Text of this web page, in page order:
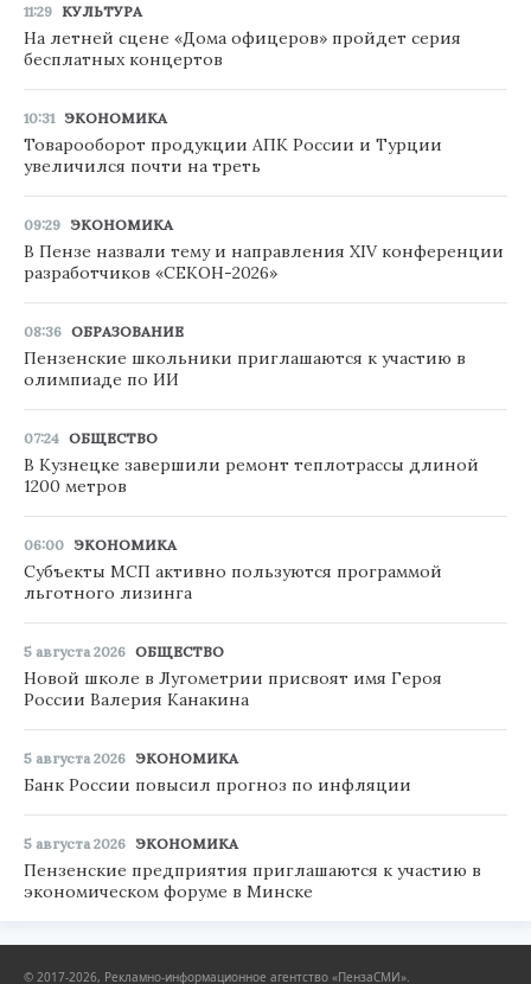
11:29 КУЛЬТУРА
На летней сцене «Дома офицеров» пройдет серия
бесплатных концертов
10:31 ЭКОНОМИКА
Товарооборот продукции АПК России и Турции
увеличился почти на треть
09:29 ЭКОНОМИКА
В Пензе назвали тему и направления XIV конференции
разработчиков «СЕКОН-2026»
08:36 ОБРАЗОВАНИЕ
Пензенские школьники приглашаются к участию в
олимпиаде по ИИ
07:24 ОБЩЕСТВО
В Кузнецке завершили ремонт теплотрассы длиной
1200 метров
06:00 ЭКОНОМИКА
Субъекты МСП активно пользуются программой
льготного лизинга
5 августа 2026 ОБЩЕСТВО
Новой школе в Лугометрии присвоят имя Героя
России Валерия Канакина
5 августа 2026 ЭКОНОМИКА
Банк России повысил прогноз по инфляции
5 августа 2026 ЭКОНОМИКА
Пензенские предприятия приглашаются к участию в
экономическом форуме в Минске
© 2017-2026, Рекламно-информационное агентство «ПензаСМИ».